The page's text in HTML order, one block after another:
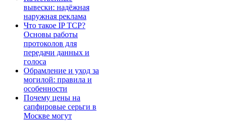
вывески: надёжная
наружная реклама
Что такое IP TCP?
Основы работы
протоколов для
передачи данных и
голоса
Обрамление и уход за
могилой: правила и
особенности
Почему цены на
сапфировые серьги в
Москве могут